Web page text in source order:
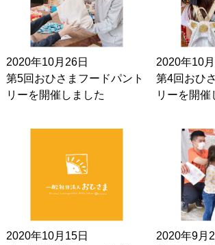
2020年10月26日
第5回おひさまフードパント
リーを開催しました
2020年10
第4回おひ
リーを開催
2020年10月15日
2020年9月